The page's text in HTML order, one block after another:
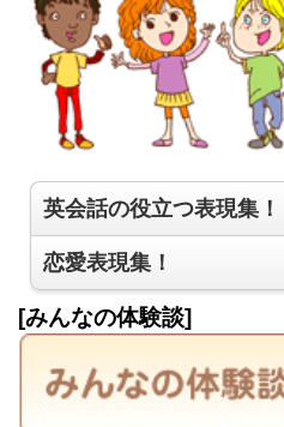
英会話の役立つ表現集！
恋愛表現集！
[みんなの体験談]